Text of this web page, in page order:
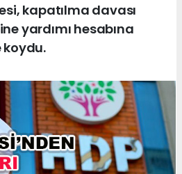
kapatılma davası
yardımı hesabına
koydu.